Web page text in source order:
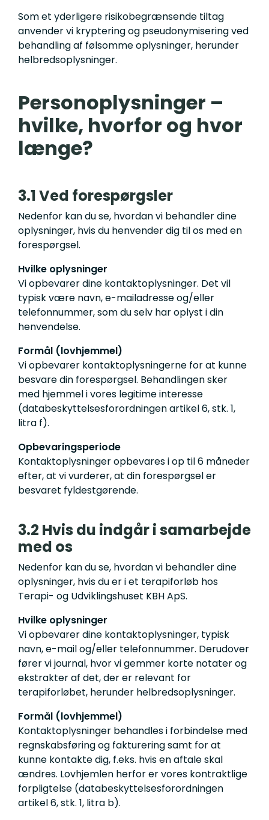
Som et yderligere risikobegrænsende tiltag
anvender vi kryptering og pseudonymisering ved
behandling af følsomme oplysninger, herunder
helbredsoplysninger.
Personoplysninger –
hvilke, hvorfor og hvor
længe?
3.1 Ved forespørgsler
Nedenfor kan du se, hvordan vi behandler dine
oplysninger, hvis du henvender dig til os med en
forespørgsel.
Hvilke oplysninger
Vi opbevarer dine kontaktoplysninger. Det vil
typisk være navn, e-mailadresse og/eller
telefonnummer, som du selv har oplyst i din
henvendelse.
Formål (lovhjemmel)
Vi opbevarer kontaktoplysningerne for at kunne
besvare din forespørgsel. Behandlingen sker
med hjemmel i vores legitime interesse
(databeskyttelsesforordningen artikel 6, stk. 1,
litra f).
Opbevaringsperiode
Kontaktoplysninger opbevares i op til 6 måneder
efter, at vi vurderer, at din forespørgsel er
besvaret fyldestgørende.
3.2 Hvis du indgår i samarbejde
med os
Nedenfor kan du se, hvordan vi behandler dine
oplysninger, hvis du er i et terapiforløb hos
Terapi- og Udviklingshuset KBH ApS.
Hvilke oplysninger
Vi opbevarer dine kontaktoplysninger, typisk
navn, e-mail og/eller telefonnummer. Derudover
fører vi journal, hvor vi gemmer korte notater og
ekstrakter af det, der er relevant for
terapiforløbet, herunder helbredsoplysninger.
Formål (lovhjemmel)
Kontaktoplysninger behandles i forbindelse med
regnskabsføring og fakturering samt for at
kunne kontakte dig, f.eks. hvis en aftale skal
ændres. Lovhjemlen herfor er vores kontraktlige
forpligtelse (databeskyttelsesforordningen
artikel 6, stk. 1, litra b).